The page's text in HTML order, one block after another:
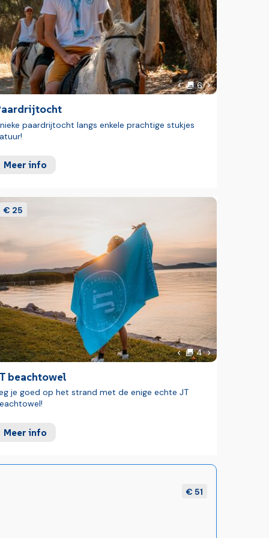
foto
paardrijtocht langs enkele prachtige stukjes
Meer info
Vorige foto
6foto's
Volgende foto
foto
beachtowel
je goed op het strand met de enige echte JT
Meer info
€ 25
Vorige foto
4foto's
Volgende foto
€ 51